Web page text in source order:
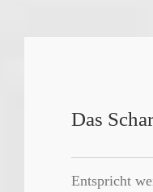
Das
Entspricht